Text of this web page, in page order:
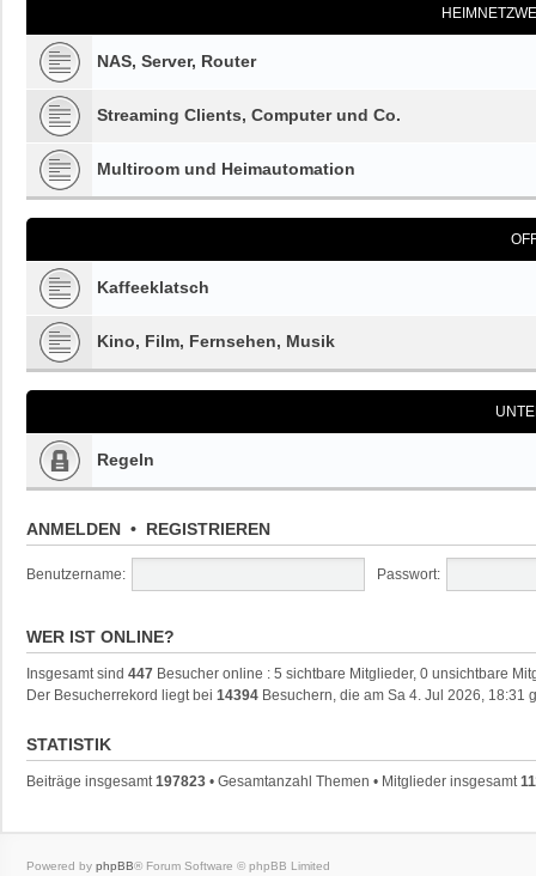
NAS, Server, Router
Streaming Clients, Computer und Co.
Multiroom und Heimautomation
Kaffeeklatsch
Kino, Film, Fernsehen, Musik
Regeln
ANMELDEN • REGISTRIEREN
Benutzername: Passwort:
WER IST ONLINE?
Insgesamt sind 447 Besucher online : 5 sichtbare Mitglieder, 0 unsichtbare
Der Besucherrekord liegt bei 14394 Besuchern, die am Sa 4. Jul 2026, 18:31
STATISTIK
Beiträge insgesamt197823 • Gesamtanzahl Themen • Mitglieder insgesamt
Powered by phpBB® Forum Software © phpBB Limited